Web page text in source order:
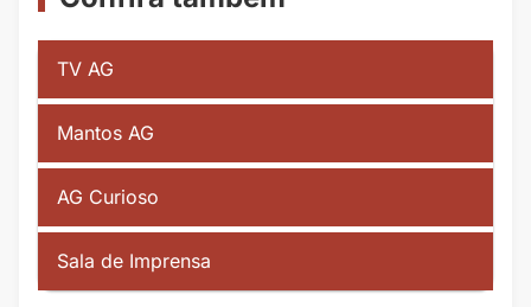
TV AG
Mantos AG
AG Curioso
Sala de Imprensa